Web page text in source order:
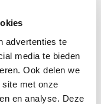
advertenties te
media te bieden
Ook delen we
met onze
en analyse. Deze